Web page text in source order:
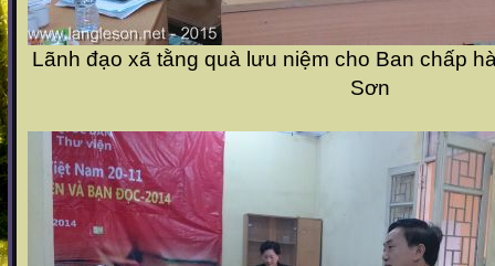
Lãnh đạo xã tằng quà lưu niệm cho Ban chấp
Sơn